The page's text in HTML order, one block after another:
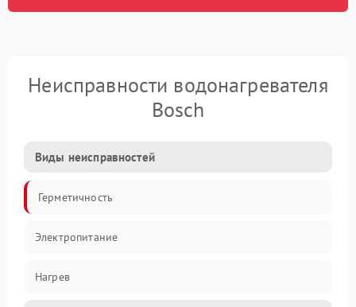
Неисправности водонагревателя
Bosch
Виды неисправностей
Герметичность
Электропитание
Нагрев